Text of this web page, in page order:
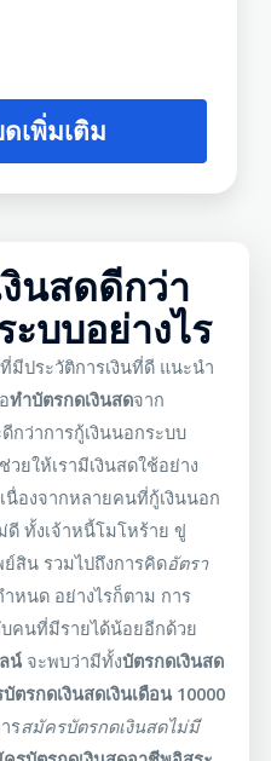
เพิ่มเติม
นสดดีกว่า
ะบบอย่างไร
มีประวัติการเงินที่ดี แนะนำ
ทำบัตรกดเงินสดจาก
กว่าการกู้เงินนอกระบบ
วยให้เรามีเงินสดใช้อย่าง
นื่องจากหลายคนที่กู้เงินนอก
ทั้งเจ้าหนี้โมโหร้าย ขู่
สิน รวมไปถึงการคิดอัตรา
หนด อย่างไรก็ตาม การ
บคนที่มีรายได้น้อยอีกด้วย
น์จะพบว่ามีทั้งบัตรกดเงินสด
ตรกดเงินสดเงินเดือน 10000
รสมัครบัตรกดเงินสดไม่มี